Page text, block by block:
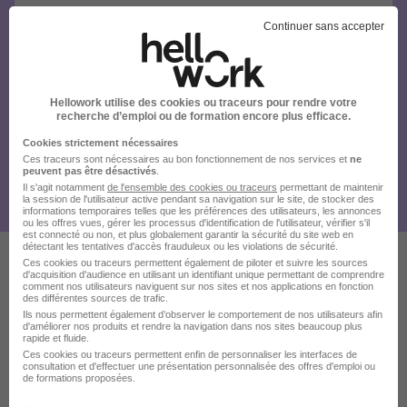
Ces offres pourraient aussi
vous intéresser
Continuer sans accepter
Hellowork utilise des cookies ou traceurs pour rendre votre
recherche d’emploi ou de formation encore plus efficace.
Cookies strictement nécessaires
Ces traceurs sont nécessaires au bon fonctionnement de nos services et ne
peuvent pas être désactivés
Il s'agit notamment de l'ensemble des cookies ou traceurs permettant de maintenir
la session de l'utilisateur active pendant sa navigation sur le site, de stocker des
informations temporaires telles que les préférences des utilisateurs, les annonces
ou les offres vues, gérer les processus d'identification de l'utilisateur, vérifier s'il
est connecté ou non, et plus globalement garantir la sécurité du site web en
détectant les tentatives d'accès frauduleux ou les violations de sécurité.
Ces cookies ou traceurs permettent également de piloter et suivre les sources
d'acquisition d'audience en utilisant un identifiant unique permettant de comprendre
comment nos utilisateurs naviguent sur nos sites et nos applications en fonction
des différentes sources de trafic.
Ils nous permettent également d’observer le comportement de nos utilisateurs afin
d'améliorer nos produits et rendre la navigation dans nos sites beaucoup plus
rapide et fluide.
Ces cookies ou traceurs permettent enfin de personnaliser les interfaces de
consultation et d'effectuer une présentation personnalisée des offres d'emploi ou
de formations proposées.